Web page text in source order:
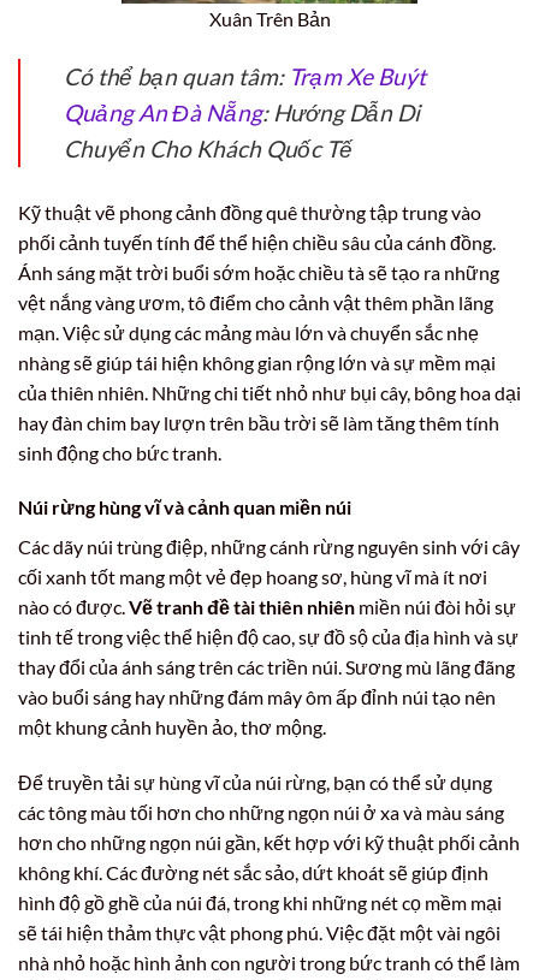
Xuân Trên Bản
Có thể bạn quan tâm: Trạm Xe Buýt
Quảng An Đà Nẵng: Hướng Dẫn Di
Chuyển Cho Khách Quốc Tế
Kỹ thuật vẽ phong cảnh đồng quê thường tập trung vào
phối cảnh tuyến tính để thể hiện chiều sâu của cánh đồng.
Ánh sáng mặt trời buổi sớm hoặc chiều tà sẽ tạo ra những
vệt nắng vàng ươm, tô điểm cho cảnh vật thêm phần lãng
mạn. Việc sử dụng các mảng màu lớn và chuyển sắc nhẹ
nhàng sẽ giúp tái hiện không gian rộng lớn và sự mềm mại
của thiên nhiên. Những chi tiết nhỏ như bụi cây, bông hoa dại
hay đàn chim bay lượn trên bầu trời sẽ làm tăng thêm tính
sinh động cho bức tranh.
Núi rừng hùng vĩ và cảnh quan miền núi
Các dãy núi trùng điệp, những cánh rừng nguyên sinh với cây
cối xanh tốt mang một vẻ đẹp hoang sơ, hùng vĩ mà ít nơi
nào có được.Vẽ tranh đề tài thiên nhiên miền núi đòi hỏi sự
tinh tế trong việc thể hiện độ cao, sự đồ sộ của địa hình và sự
thay đổi của ánh sáng trên các triền núi. Sương mù lãng đãng
vào buổi sáng hay những đám mây ôm ấp đỉnh núi tạo nên
một khung cảnh huyền ảo, thơ mộng.
Để truyền tải sự hùng vĩ của núi rừng, bạn có thể sử dụng
các tông màu tối hơn cho những ngọn núi ở xa và màu sáng
hơn cho những ngọn núi gần, kết hợp với kỹ thuật phối cảnh
không khí. Các đường nét sắc sảo, dứt khoát sẽ giúp định
hình độ gồ ghề của núi đá, trong khi những nét cọ mềm mại
sẽ tái hiện thảm thực vật phong phú. Việc đặt một vài ngôi
nhà nhỏ hoặc hình ảnh con người trong bức tranh có thể làm